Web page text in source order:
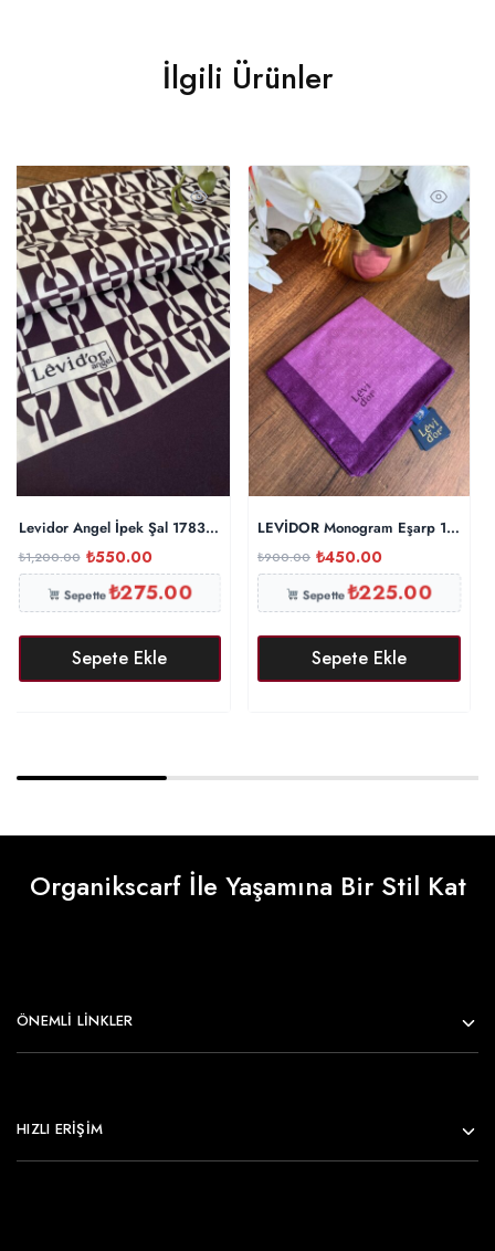
İlgili Ürünler
Levidor Angel İpek Şal 17834 – Patlıcan
₺1,200.00 ₺550.00
Sepette₺275.00
Sepete Ekle
LEVİDOR Monogram Eşarp 17687
₺900.00 ₺450.00
Sepette₺225.00
Sepete Ekle
Organikscarf İle Yaşamına Bir Stil Kat
ÖNEMLI LINKLER
HIZLI ERİŞİM